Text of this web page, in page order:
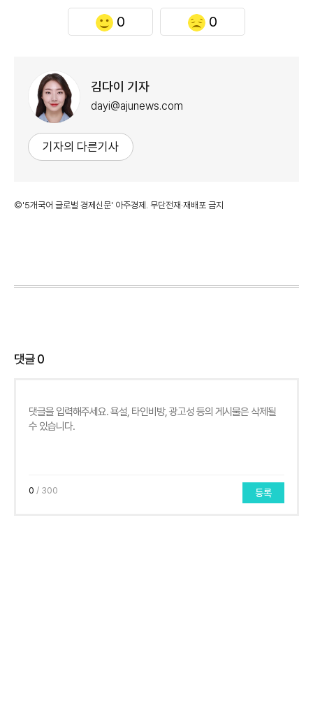
0 0
김다이 기자
dayi@ajunews.com
기자의 다른기사
©'5개국어 글로벌 경제신문' 아주경제. 무단전재·재배포 금지
댓글0
0 / 300 등록